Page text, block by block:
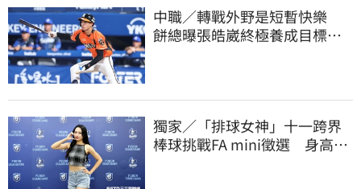
中職／轉戰外野是短暫快樂
餅總曝張皓崴終極養成目標：
獨家／「排球女神」十一跨界
棒球挑戰FA mini徵選 身高